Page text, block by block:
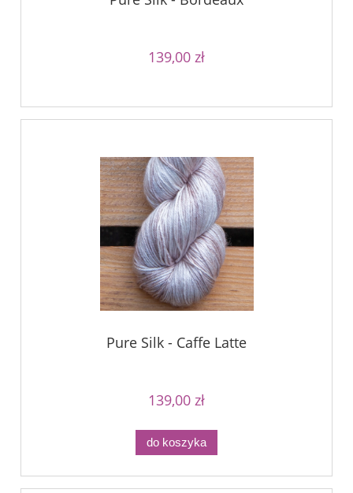
139,00 zł
Pure Silk - Caffe Latte
139,00 zł
do koszyka